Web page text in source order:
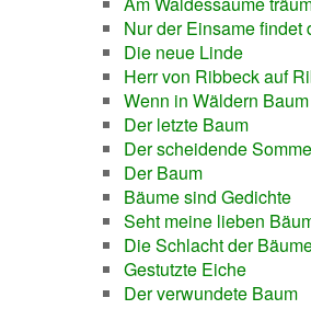
Nur der Einsame findet
Die neue Linde
Herr von Ribbeck auf
Wenn in Wäldern
Der letzte Baum
Der scheidende
Der Baum
Bäume sind Gedichte
Seht meine lieben
Die Schlacht der
Gestutzte Eiche
Der verwundete Baum